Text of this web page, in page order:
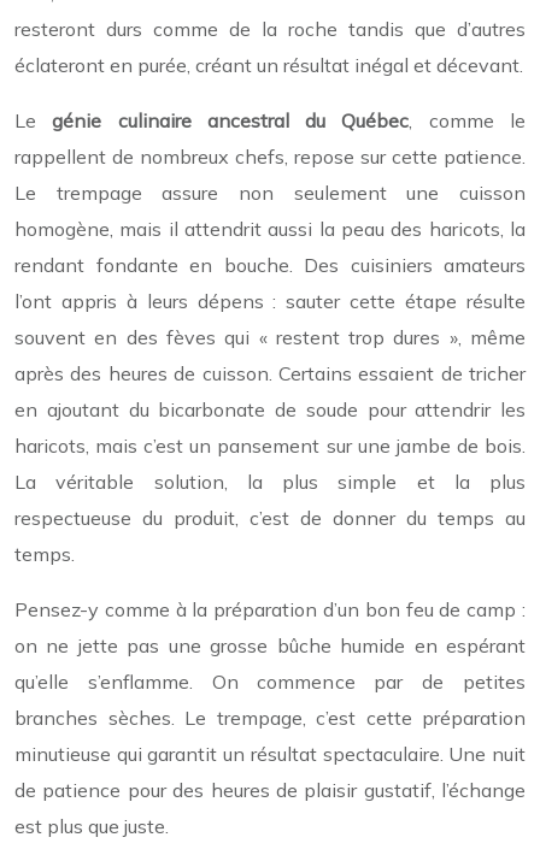
resteront durs comme de la roche tandis que d’autres
éclateront en purée, créant un résultat inégal et décevant.
Legénie culinaire ancestral du Québec, comme le
rappellent de nombreux chefs, repose sur cette patience.
Le trempage assure non seulement une cuisson
homogène, mais il attendrit aussi la peau des haricots, la
rendant fondante en bouche. Des cuisiniers amateurs
l’ont appris à leurs dépens : sauter cette étape résulte
souvent en des fèves qui « restent trop dures », même
après des heures de cuisson. Certains essaient de tricher
en ajoutant du bicarbonate de soude pour attendrir les
haricots, mais c’est un pansement sur une jambe de bois.
La véritable solution, la plus simple et la plus
respectueuse du produit, c’est de donner du temps au
temps.
Pensez-y comme à la préparation d’un bon feu de camp :
on ne jette pas une grosse bûche humide en espérant
qu’elle s’enflamme. On commence par de petites
branches sèches. Le trempage, c’est cette préparation
minutieuse qui garantit un résultat spectaculaire. Une nuit
de patience pour des heures de plaisir gustatif, l’échange
est plus que juste.